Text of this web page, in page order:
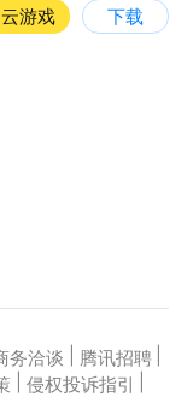
云游戏 下载
务洽谈 腾讯招聘
侵权投诉指引